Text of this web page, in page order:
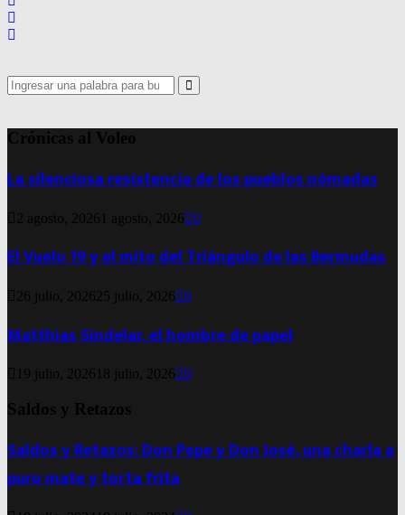
Search
for:
Search
Crónicas al Voleo
La silenciosa resistencia de los pueblos nómadas
2 agosto, 2026 1 agosto, 2026 0
El Vuelo 19 y el mito del Triángulo de las Bermudas
26 julio, 2026 25 julio, 2026 0
Matthias Sindelar, el hombre de papel
19 julio, 2026 18 julio, 2026 0
Saldos y Retazos
Saldos y Retazos: Don Pepe y Don José, una charla a
puro mate y torta frita